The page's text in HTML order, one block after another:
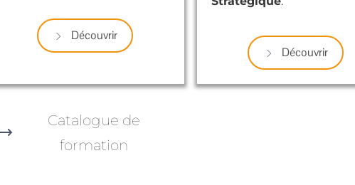
Découvrir
Découvrir
Catalogue de
formation